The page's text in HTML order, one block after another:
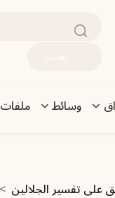
بحث
وسائط ملفات
على تفسير الجلالين